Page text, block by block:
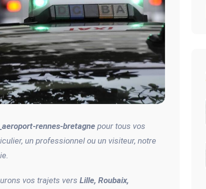
rennes-bretagne pour tous vos
un professionnel ou un visiteur, notre
vos trajets vers Lille, Roubaix,